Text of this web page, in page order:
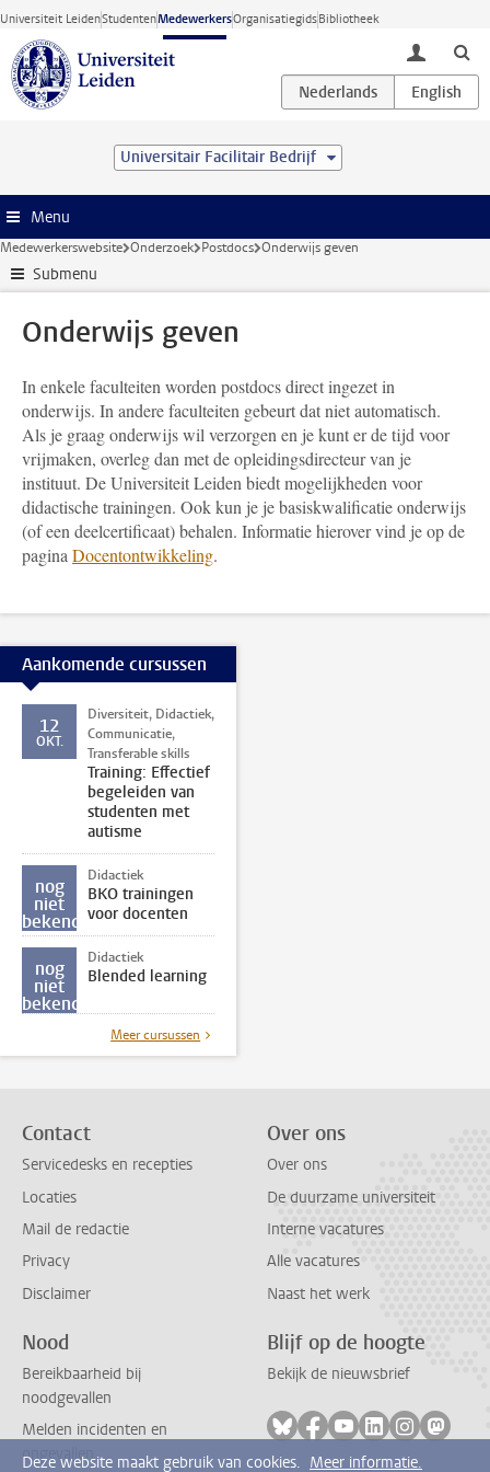
Ga direct naar de inhoud
Universiteit LeidenStudentenMedewerkersOrganisatiegidsBibliotheek
toggle
Universitair Facilitair Bedrijf
Menu
Medewerkerswebsite Onderzoek Postdocs Onderwijs geven
Submenu
Onderwijs geven
In enkele faculteiten worden postdocs direct ingezet in
onderwijs. In andere faculteiten gebeurt dat niet automatisch.
Als je graag onderwijs wil verzorgen en je kunt er de tijd voor
vrijmaken, overleg dan met de opleidingsdirecteur van je
instituut. De Universiteit Leiden biedt mogelijkheden voor
didactische trainingen. Ook kun je je basiskwalificatie onderwijs
(of een deelcertificaat) behalen. Informatie hierover vind je op de
pagina Docentontwikkeling.
Aankomende cursussen
12
OKT.
Diversiteit, Didactiek,
Communicatie,
Transferable skills
Training: Effectief
begeleiden van
studenten met
autisme
nog
niet
bekend
Didactiek
BKO trainingen
voor docenten
nog
niet
bekend
Didactiek
Blended learning
Meer cursussen
Contact
Servicedesks en recepties
Locaties
Mail de redactie
Privacy
Disclaimer
Over ons
Over ons
De duurzame universiteit
Interne vacatures
Alle vacatures
Naast het werk
Nood
Bereikbaarheid bij
noodgevallen
Melden incidenten en
ongevallen
Blijf op de hoogte
Bekijk de nieuwsbrief
Volg ons op bluesky
Volg ons op facebook
Volg ons op
Volg ons op
Volg ons
Volg
Deze website maakt gebruik van cookies. Meer informatie.